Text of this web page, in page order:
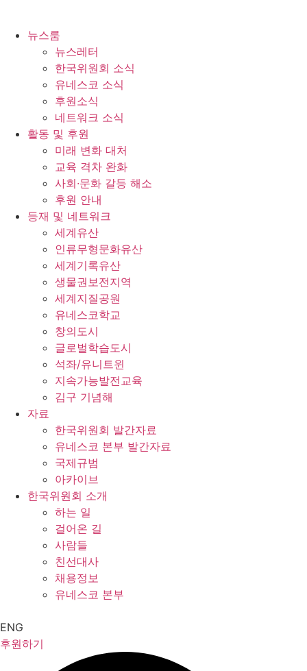
뉴스룸
뉴스레터
한국위원회 소식
유네스코 소식
후원소식
네트워크 소식
활동 및 후원
미래 변화 대처
교육 격차 완화
사회∙문화 갈등 해소
후원 안내
등재 및 네트워크
세계유산
인류무형문화유산
세계기록유산
생물권보전지역
세계지질공원
유네스코학교
창의도시
글로벌학습도시
석좌/유니트윈
지속가능발전교육
김구 기념해
자료
한국위원회 발간자료
유네스코 본부 발간자료
국제규범
아카이브
한국위원회 소개
하는 일
걸어온 길
사람들
친선대사
채용정보
유네스코 본부
ENG
후원하기